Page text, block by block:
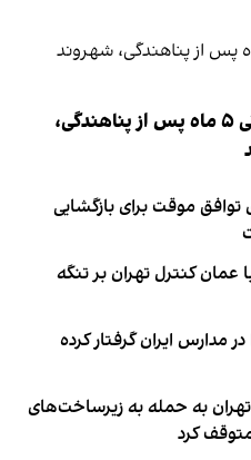
دو فوتبالیست زن ایرانی ۵ ماه پس از پناهندگی،
موقت برای بازگشایی
عمان کنترل تهران بر تنگه
مدارس ایران گرفتار کرده
به حمله به زیرساخت‌های
کرد